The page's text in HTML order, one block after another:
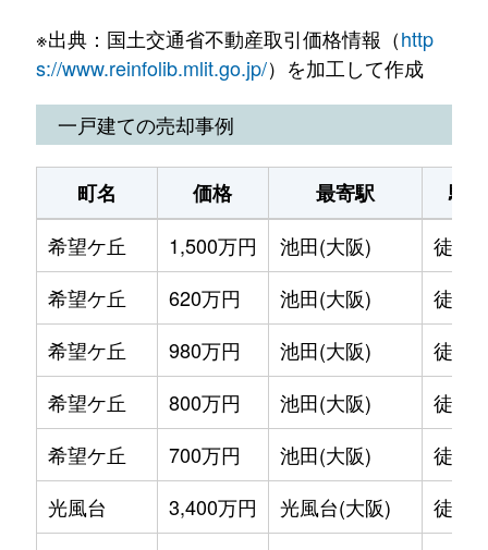
ときわ台
720万円 ときわ台(大阪) 徒歩7分
※出典：国土交通省不動産取引価格情報（http
s://www.reinfolib.mlit.go.jp/）を加工して作成
一戸建ての売却事例
町名 価格 最寄駅
駅
希望ケ丘
1,500万円 池田(大阪)
徒歩
希望ケ丘
620万円 池田(大阪)
徒歩
希望ケ丘
980万円 池田(大阪)
徒歩
希望ケ丘
800万円 池田(大阪)
徒歩
希望ケ丘
700万円 池田(大阪)
徒歩
光風台
3,400万円 光風台(大阪)
徒歩